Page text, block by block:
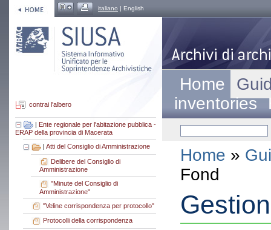
italiano | English
contrai l'albero
| Ente regionale per l'abitazione pubblica -
ERAP della provincia di Macerata
| Atti del Consiglio di Amministrazione
Delibere del Consiglio di
Amministrazione
"Minute del Consiglio di
Amministrazione"
"Veline corrispondenza per protocollo"
Protocolli della corrispondenza
Home
inventories
Home »
Fond